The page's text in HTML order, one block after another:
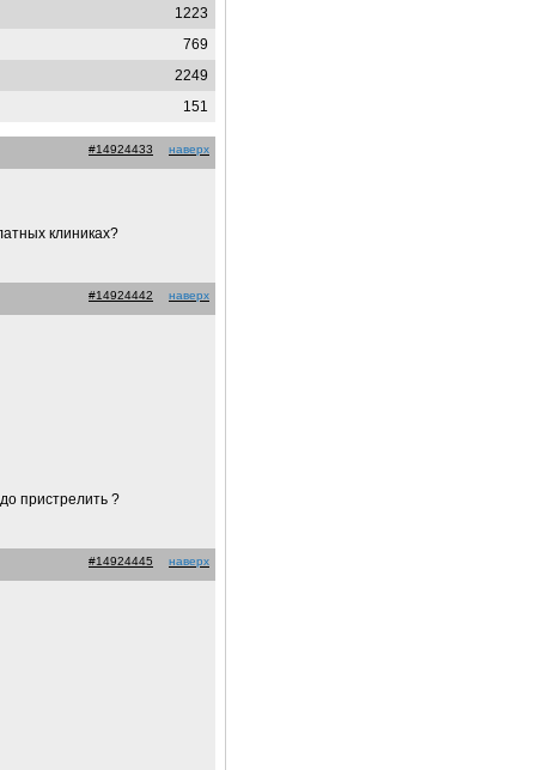
1223
769
2249
151
#14924433 наверх
клиниках?
#14924442 наверх
пристрелить ?
#14924445 наверх